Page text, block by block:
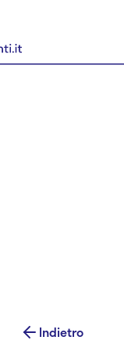
Indietro